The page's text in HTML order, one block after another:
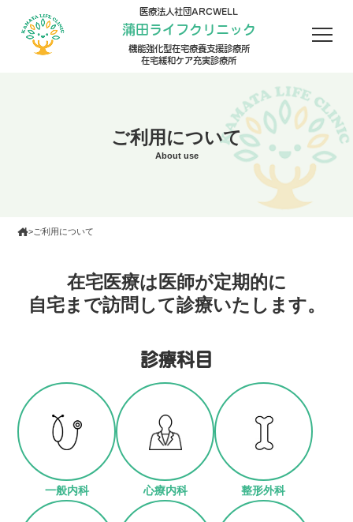
医療法人社団ARCWELL
蒲田ライフクリニック
機能強化型在宅療養支援診療所
在宅緩和ケア充実診療所
ご利⽤について
About use
>ご利⽤について
在宅医療は医師が定期的に
⾃宅まで訪問して診療いたします。
診療科⽬
一般内科 心療内科 整形外科